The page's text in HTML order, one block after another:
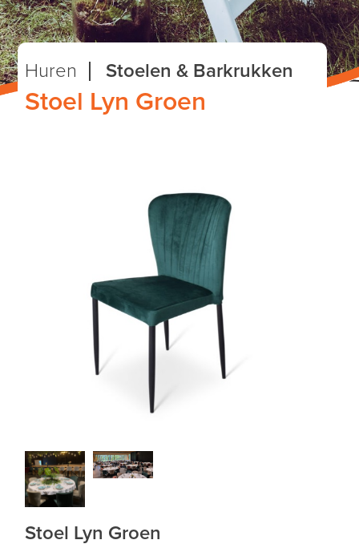
Huren Stoelen & Barkrukken
Stoel Lyn Groen
Stoel Lyn Groen